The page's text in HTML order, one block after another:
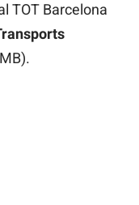
TOT Barcelona